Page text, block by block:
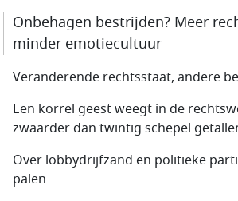
Onbehagen bestrijden? Meer
minder emotiecultuur
Veranderende rechtsstaat, andere
Een korrel geest weegt in de
zwaarder dan twintig schepel
Over lobbydrijfzand en politieke
palen